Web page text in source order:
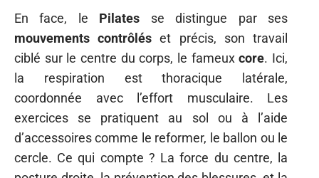
En face, le Pilates se distingue par ses
mouvements contrôlés et précis, son travail
ciblé sur le centre du corps, le fameuxcore. Ici,
la respiration est thoracique latérale,
coordonnée avec l’effort musculaire. Les
exercices se pratiquent au sol ou à l’aide
d’accessoires comme le reformer, le ballon ou le
cercle. Ce qui compte ? La force du centre, la